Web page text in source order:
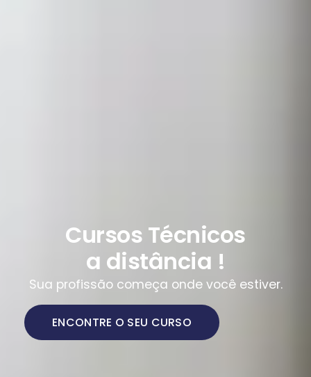
Cursos Técnicos
a distância !
Sua profissão começa onde você estiver.
ENCONTRE O SEU CURSO